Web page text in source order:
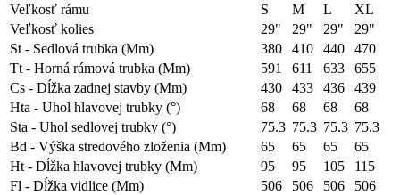
Veľkosť rámu S M L
XL
Veľkosť kolies
29" 29" 29"
29"
St - Sedlová trubka (Mm)
380 410 440
470
Tt - Horná rámová trubka (Mm)
591 611 633
655
Cs - Dĺžka zadnej stavby (Mm)
430 433 436
439
Hta - Uhol hlavovej trubky (°)
68 68 68
68
Sta - Uhol sedlovej trubky (°)
75.3 75.3 75.3 75.3
Bd - Výška stredového zloženia (Mm)
65 65 65
65
Ht - Dĺžka hlavovej trubky (Mm)
95 95 105
115
Fl - Dĺžka vidlice (Mm)
506 506 506
506